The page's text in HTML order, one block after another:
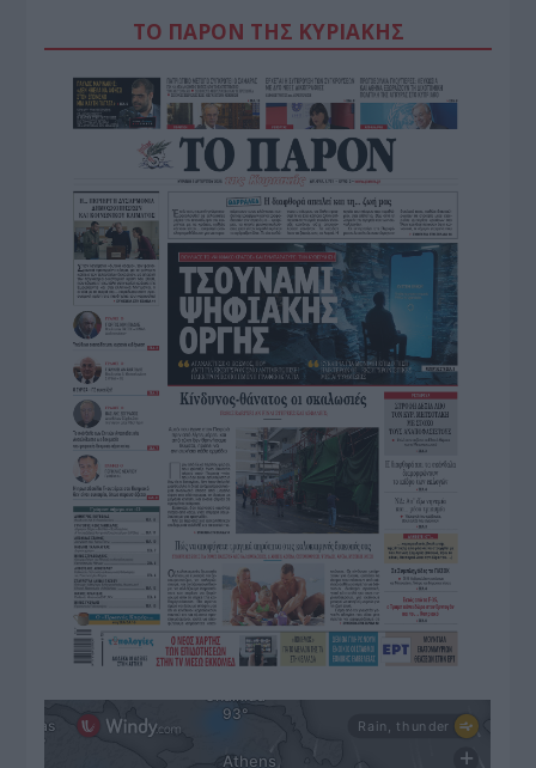
ΤΟ ΠΑΡΟΝ ΤΗΣ ΚΥΡΙΑΚΗΣ